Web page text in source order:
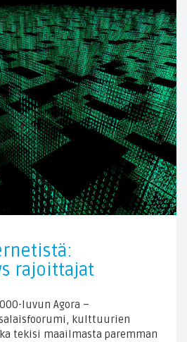
rajoittajat
luvun Agora –
kulttuurien
tekisi maailmasta paremman